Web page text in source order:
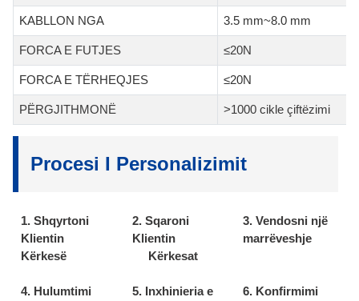
KABLLON NGA 3.5 mm~8.0 mm
FORCA E FUTJES ≤20N
FORCA E TËRHEQJES ≤20N
PËRGJITHMONË >1000 cikle çiftëzimi
Procesi I Personalizimit
1. Shqyrtoni
Klientin
Kërkesë
4. Hulumtimi
2. Sqaroni
Klientin
Kërkesat
5. Inxhinieria e
3. Vendosni një
marrëveshje
6. Konfirmimi